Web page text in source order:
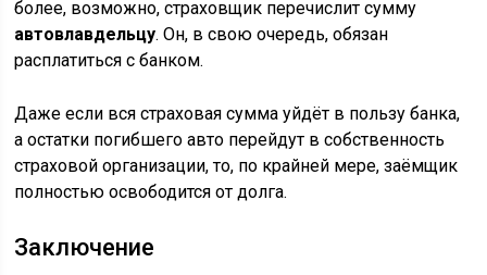
более, возможно, страховщик перечислит сумму
автовлавдельцу. Он, в свою очередь, обязан
расплатиться с банком.
Даже если вся страховая сумма уйдёт в пользу банка,
а остатки погибшего авто перейдут в собственность
страховой организации, то, по крайней мере, заёмщик
полностью освободится от долга.
Заключение